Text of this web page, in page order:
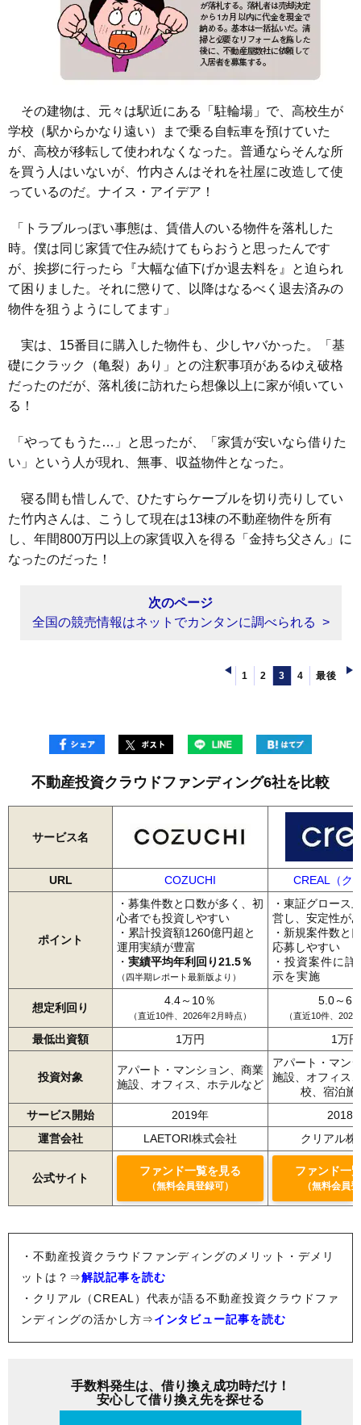
その建物は、元々は駅近にある「駐輪場」で、高校生が
学校（駅からかなり遠い）まで乗る自転車を預けていた
が、高校が移転して使われなくなった。普通ならそんな所
を買う人はいないが、竹内さんはそれを社屋に改造して使
っているのだ。ナイス・アイデア！
「トラブルっぽい事態は、賃借人のいる物件を落札した
時。僕は同じ家賃で住み続けてもらおうと思ったんです
が、挨拶に行ったら『大幅な値下げか退去料を』と迫られ
て困りました。それに懲りて、以降はなるべく退去済みの
物件を狙うようにしてます」
実は、15番目に購入した物件も、少しヤバかった。「基
礎にクラック（亀裂）あり」との注釈事項があるゆえ破格
だったのだが、落札後に訪れたら想像以上に家が傾いてい
る！
「やってもうた…」と思ったが、「家賃が安いなら借りた
い」という人が現れ、無事、収益物件となった。
寝る間も惜しんで、ひたすらケーブルを切り売りしてい
た竹内さんは、こうして現在は13棟の不動産物件を所有
し、年間800万円以上の家賃収入を得る「金持ち父さん」に
なったのだった！
次のページ
全国の競売情報はネットでカンタンに調べられる
1 2 3 4 最後
不動産投資クラウドファンディング6社を比較
サービス名
URL COZUCHI CREAL（ク
ポイント
・募集件数と口数が多く、初
心者でも投資しやすい
・累計投資額1260億円超と
運用実績が豊富
・ 実績平均年利回り21.5％
（四半期レポート最新版より）
・東証グロース
営し、安定性が
・新規案件数と
応募しやすい
・投資案件に
示を実施
想定利回り
4.4～10％
（直近10件、2026年2月時点）
5.0～
（直近10件、
最低出資額 1万円 1万円
投資対象
アパート・マンション、商業
施設、オフィス、ホテルなど
アパート・マン
施設、オフィス
校、宿泊施
サービス開始
2019年
2018
運営会社
LAETORI株式会社 クリアル株
公式サイト
ファンド一覧を見る
（無料会員登録可）
ファンド一
（無料会員
・不動産投資クラウドファンディングのメリット・デメリ
ットは？⇒解説記事を読む
・クリアル（CREAL）代表が語る不動産投資クラウドファ
ンディングの活かし方⇒インタビュー記事を読む
手数料発生は、借り換え成功時だけ！
安心して借り換え先を探せる